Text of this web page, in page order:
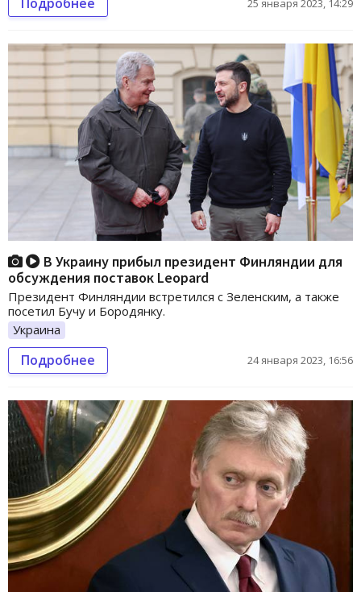
25 января 2023, 14:29
В Украину прибыл президент Финляндии для
обсуждения поставок Leopard
Президент Финляндии встретился с Зеленским, а также
посетил Бучу и Бородянку.
Украина
Подробнее 24 января 2023, 16:56